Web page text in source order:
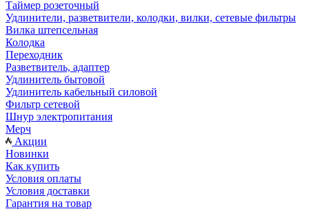
Таймер розеточный
Удлинители, разветвители, колодки, вилки, сетевые фильтры
Вилка штепсельная
Колодка
Переходник
Разветвитель, адаптер
Удлинитель бытовой
Удлинитель кабельный силовой
Фильтр сетевой
Шнур электропитания
Мерч
Акции
Новинки
Как купить
Условия оплаты
Условия доставки
Гарантия на товар